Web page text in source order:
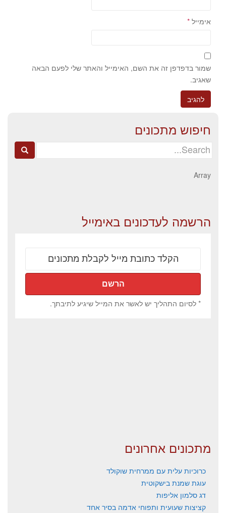
אימייל *
שמור בדפדפן זה את השם, האימייל והאתר שלי לפעם הבאה
שאגיב.
חיפוש מתכונים
Search
Array
הרשמה לעדכונים באימייל
* לסיום התהליך יש לאשר את המייל שיגיע לתיבתך.
מתכונים אחרונים
כרוכיות עלית עם ממרחית שוקולד
עוגת שמנת בישקוטית
דג סלמון אליפות
קציצות שעועית ותפוחי אדמה בסיר אחד